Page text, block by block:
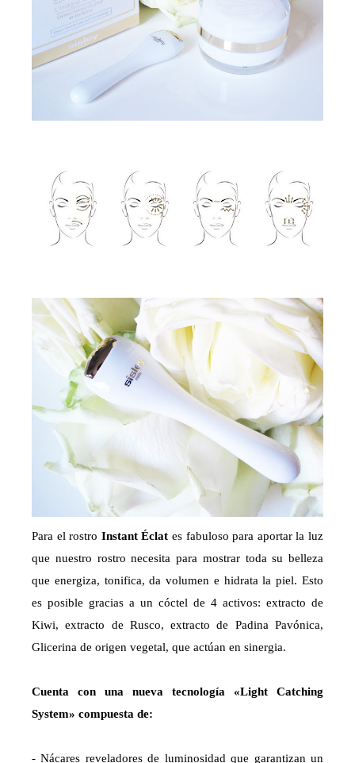
Para el rostro Instant Éclat es fabuloso para aportar la luz
que nuestro rostro necesita para mostrar toda su belleza
que energiza, tonifica, da volumen e hidrata la piel. Esto
es posible gracias a un cóctel de 4 activos: extracto de
Kiwi, extracto de Rusco, extracto de Padina Pavónica,
Glicerina de origen vegetal, que actúan en sinergia.
Cuenta con una nueva tecnología «Light Catching
System» compuesta de:
- Nácares reveladores de luminosidad que garantizan un